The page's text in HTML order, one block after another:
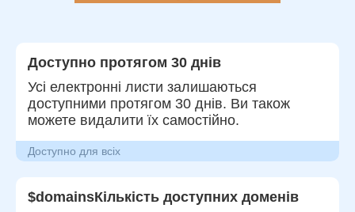
Доступно протягом 30 днів
Усі електронні листи залишаються
доступними протягом 30 днів. Ви також
можете видалити їх самостійно.
Доступно для всіх
$domainsКількість доступних доменів